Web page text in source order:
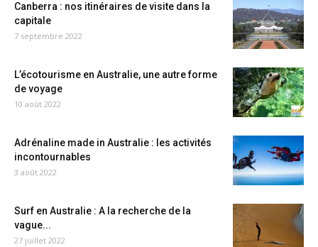
Canberra : nos itinéraires de visite dans la
capitale
7 septembre 2022
L’écotourisme en Australie, une autre forme
de voyage
10 août 2022
Adrénaline made in Australie : les activités
incontournables
3 août 2022
Surf en Australie : A la recherche de la
vague...
27 juillet 2022